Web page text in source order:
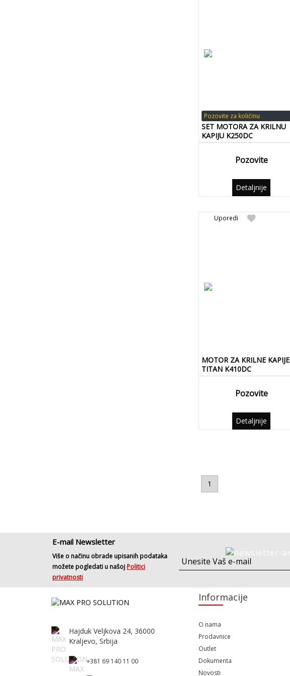
SET MOTORA ZA KRILNU
KAPIJU K250DC
Pozovite za količinu
Pozovite
Detaljnije
favorite
Uporedi
MOTOR ZA KRILNE KAPIJE
TITAN K410DC
Pozovite
Detaljnije
1
E-mail Newsletter
Više o načinu obrade upisanih podataka
možete pogledati u našoj Politici
privatnosti
Hajduk Veljkova 24, 36000
Kraljevo, Srbija
+381 69 140 11 00
Informacije
O nama
Prodavnice
Outlet
Dokumenta
Novosti